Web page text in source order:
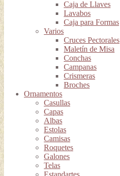
Caja de Llaves
Lavabos
Caja para Formas
Varios
Cruces Pectorales
Maletín de Misa
Conchas
Campanas
Crismeras
Broches
Ornamentos
Casullas
Capas
Albas
Estolas
Camisas
Roquetes
Galones
Telas
Estandartes